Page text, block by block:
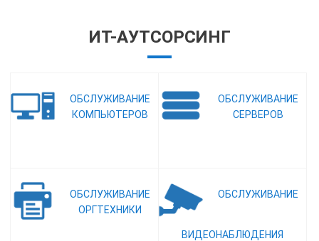
ИТ-АУТСОРСИНГ
ОБСЛУЖИВАНИЕ
КОМПЬЮТЕРОВ
ОБСЛУЖИВАНИЕ
СЕРВЕРОВ
ОБСЛУЖИВАНИЕ
ОРГТЕХНИКИ
ОБСЛУЖИВАНИЕ
ВИДЕОНАБЛЮДЕНИЯ